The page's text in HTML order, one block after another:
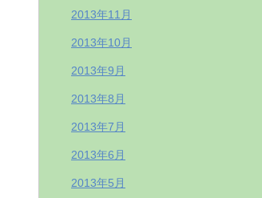
2013年11月
2013年10月
2013年9月
2013年8月
2013年7月
2013年6月
2013年5月